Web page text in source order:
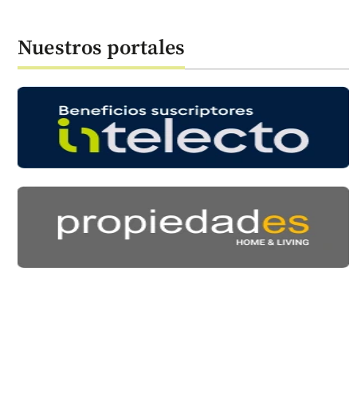
Nuestros portales